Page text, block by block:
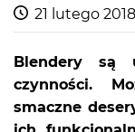
21 lutego 2018
Blendery są
czynności.
smaczne